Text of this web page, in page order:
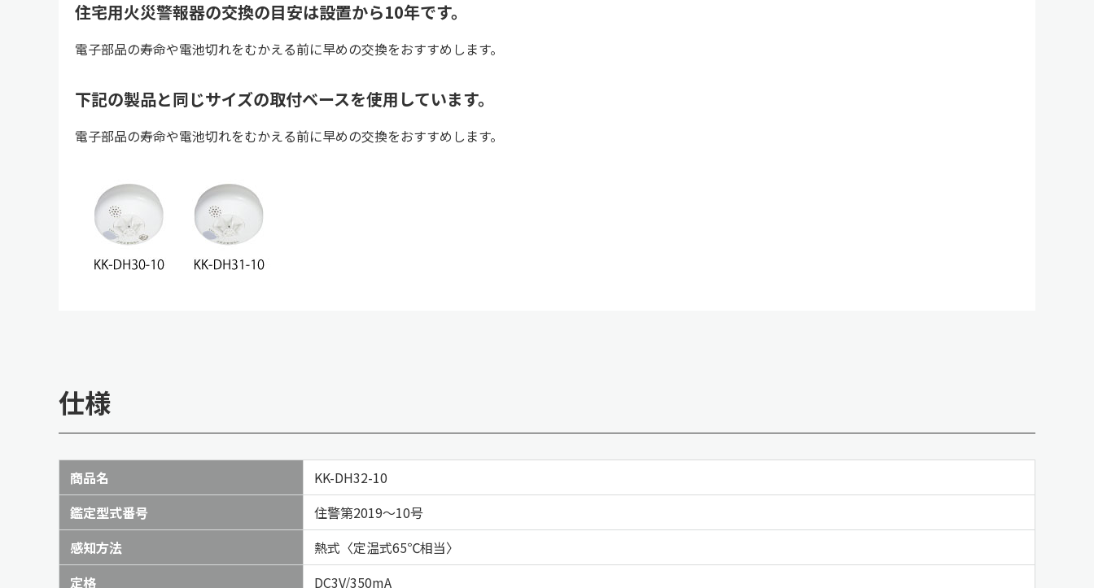
住宅用火災警報器の交換の目安は設置から10年です。
電子部品の寿命や電池切れをむかえる前に早めの交換をおすすめします。
下記の製品と同じサイズの取付ベースを使用しています。
電子部品の寿命や電池切れをむかえる前に早めの交換をおすすめします。
仕様
商品名
KK-DH32-10
鑑定型式番号
住警第2019～10号
感知方法
熱式〈定温式65℃相当〉
定格
DC3V/350mA